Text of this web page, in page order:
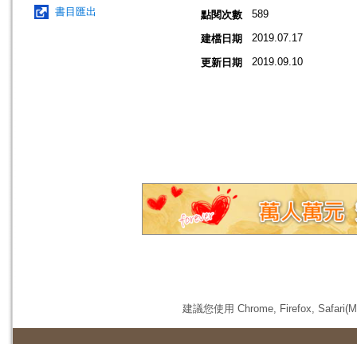
書目匯出
點閱次數
589
建檔日期 2019.07.17
更新日期 2019.09.10
建議您使用 Chrome, Firefox,